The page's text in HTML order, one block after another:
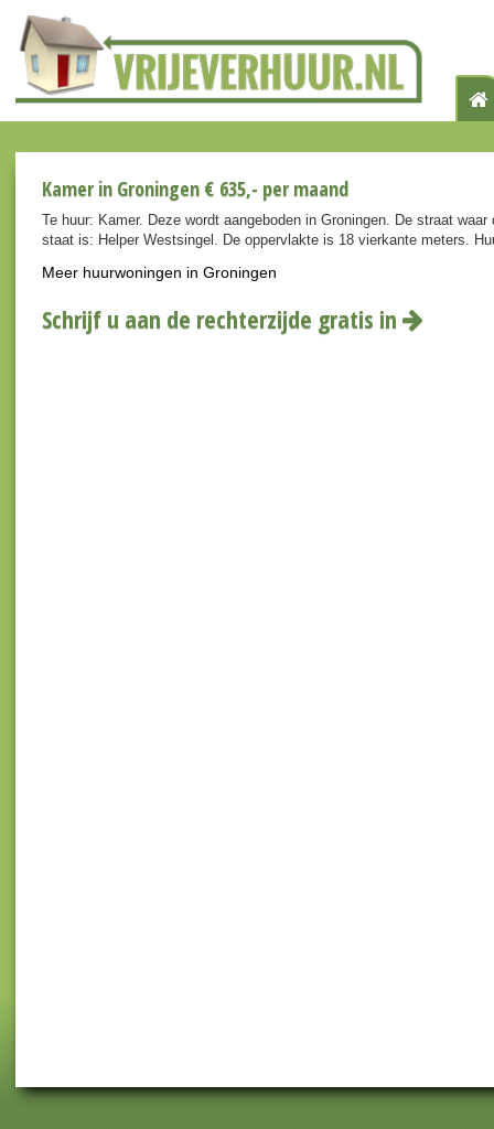
Kamer in Groningen € 635,- per maand
Te huur: Kamer. Deze wordt aangeboden in Groningen. De straat
staat is: Helper Westsingel. De oppervlakte is 18 vierkante meters.
Meer huurwoningen in Groningen
Schrijf u aan de rechterzijde gratis in